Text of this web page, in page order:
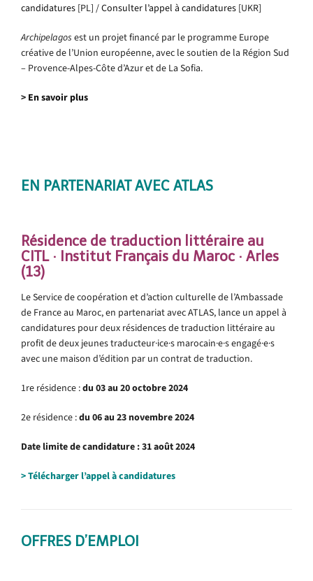
candidatures [PL] /Consulter l’appel à candidatures [UKR]
Archipelagos est un projet financé par le programme Europe
créative de l’Union européenne, avec le soutien de la Région Sud
– Provence-Alpes-Côte d’Azur et de La Sofia.
> En savoir plus
EN PARTENARIAT AVEC ATLAS
Résidence de traduction littéraire au
CITL · Institut Français du Maroc · Arles
(13)
Le Service de coopération et d’action culturelle de l’Ambassade
de France au Maroc, en partenariat avec ATLAS, lance un appel à
candidatures pour deux résidences de traduction littéraire au
profit de deux jeunes traducteur·ice·s marocain·e·s engagé·e·s
avec une maison d’édition par un contrat de traduction.
1re résidence :du 03 au 20 octobre 2024
2e résidence :du 06 au 23 novembre 2024
Date limite de candidature : 31 août 2024
> Télécharger l’appel à candidatures
OFFRES D’EMPLOI